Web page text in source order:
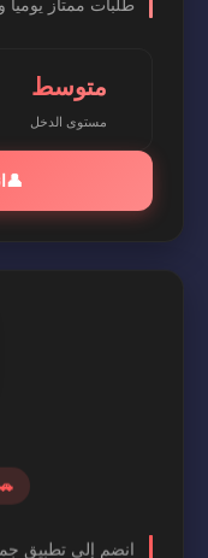
متوسط
مستوى الدخل
👤